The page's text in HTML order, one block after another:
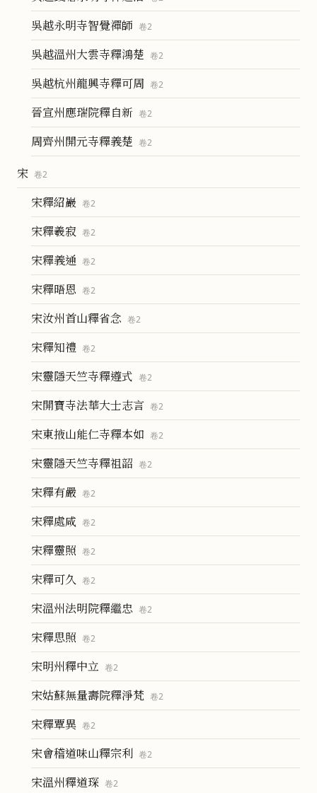
吳越永明寺智覺禪師 卷2
吳越溫州大雲寺釋鴻楚 卷2
吳越杭州龍興寺釋可周 卷2
晉宣州應瑞院釋自新 卷2
周齊州開元寺釋義楚 卷2
宋 卷2
宋釋紹巖 卷2
宋釋羲寂 卷2
宋釋義通 卷2
宋釋晤恩 卷2
宋汝州首山釋省念 卷2
宋釋知禮 卷2
宋靈隱天竺寺釋遵式 卷2
宋開寶寺法華大士志言 卷2
宋東掖山能仁寺釋本如 卷2
宋靈隱天竺寺釋祖韶 卷2
宋釋有嚴 卷2
宋釋處咸 卷2
宋釋靈照 卷2
宋釋可久 卷2
宋溫州法明院釋繼忠 卷2
宋釋思照 卷2
宋明州釋中立 卷2
宋姑蘇無量壽院釋淨梵 卷2
宋釋覃異 卷2
宋會稽道味山釋宗利 卷2
宋溫州釋道琛 卷2